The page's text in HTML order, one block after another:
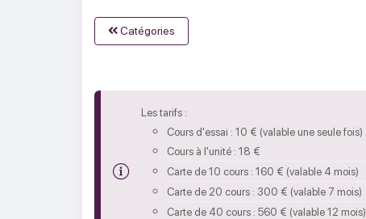
Catégories
Les tarifs :
Cours d'essai : 10 € (valable une seule fois)
Cours à l'unité : 18 €
Carte de 10 cours : 160 € (valable 4 mois)
Carte de 20 cours : 300 € (valable 7 mois)
Carte de 40 cours : 560 € (valable 12 mois)